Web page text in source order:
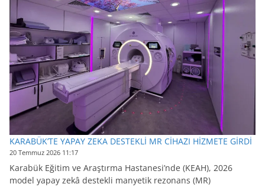
KARABÜK’TE YAPAY ZEKA DESTEKLİ MR CİHAZI HİZMETE GİRDİ
20 Temmuz 2026 11:17
Karabük Eğitim ve Araştırma Hastanesi’nde (KEAH), 2026
model yapay zekâ destekli manyetik rezonans (MR)